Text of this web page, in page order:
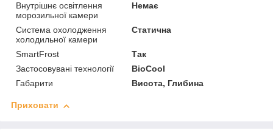
Внутрішнє освітлення
морозильної камери
Немає
Система охолодження
холодильної камери
Статична
SmartFrost
Так
Застосовувані технології
BioCool
Габарити
Висота, Глибина
Приховати